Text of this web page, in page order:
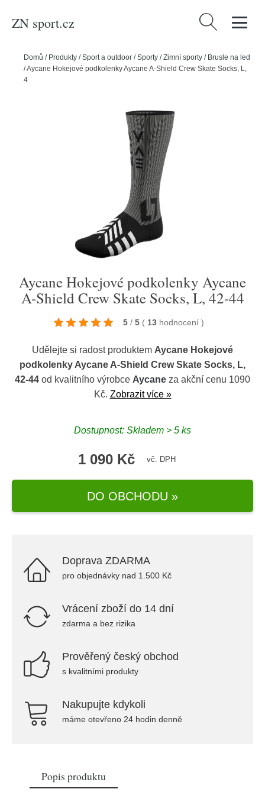
ZN sport.cz Vyhledávání
Domů / Produkty /Sport a outdoor /Sporty /Zimní sporty / Brusle na led
/Aycane Hokejové podkolenky Aycane A-Shield Crew Skate Socks, L,
42-44
Aycane Hokejové podkolenky Aycane
A-Shield Crew Skate Socks, L, 42-44
5 / 5 ( 13 hodnocení )
Udělejte si radost produktem Aycane Hokejové
podkolenky Aycane A-Shield Crew Skate Socks, L,
42-44 od kvalitního výrobce Aycane za akční cenu 1090
Kč. Zobrazit více »
Dostupnost: Skladem > 5 ks
1 090 Kč vč. DPH
DO OBCHODU »
Doprava ZDARMA
pro objednávky nad 1.500 Kč
Vrácení zboží do 14 dní
zdarma a bez rizika
Prověřený český obchod
s kvalitními produkty
Nakupujte kdykoli
máme otevřeno 24 hodin denně
Popis produktu